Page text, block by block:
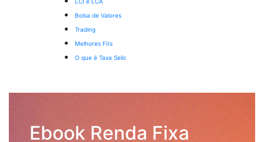
Bolsa de Valores
Trading
Melhores FIIs
O que é Taxa Selic
Ebook Renda Fixa